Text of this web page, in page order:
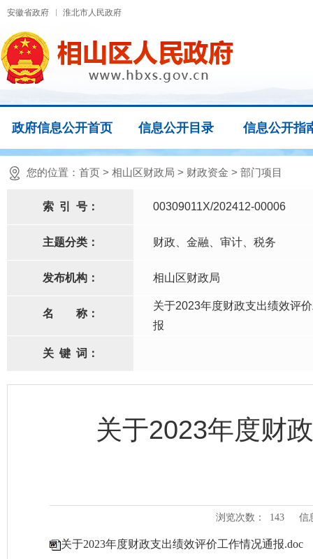
安徽省政府 淮北市人民政府
政府信息公开首页 信息公开目录 信息公开指
您的位置： 首页 > 相山区财政局 > 财政资金 > 部门项目
索 引 号： 00309011X/202412-00006
主题分类： 财政、金融、审计、税务
发布机构： 相山区财政局
名 称：
关于2023年度财政支出绩效评
报
关 键 词：
关于2023年度财
浏览次数： 143 信
关于2023年度财政支出绩效评价工作情况通报.doc